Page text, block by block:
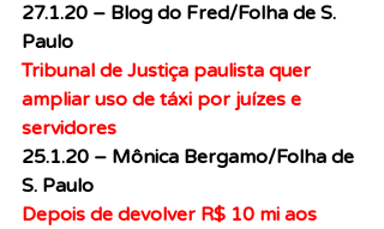
27.1.20 – Blog do Fred/Folha de S.
Paulo
Tribunal de Justiça paulista quer
ampliar uso de táxi por juízes e
servidores
25.1.20 – Mônica Bergamo/Folha de
S. Paulo
Depois de devolver R$ 10 mi aos